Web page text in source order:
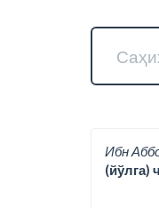
Ибн
(йўлга)